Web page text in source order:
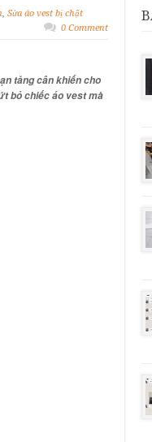
, Sửa áo vest bị chật
0 Comment
tăng cân khiến cho
bỏ chiếc áo vest mà